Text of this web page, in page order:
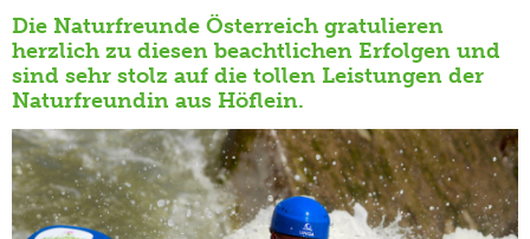
Die Naturfreunde Österreich gratulieren
herzlich zu diesen beachtlichen Erfolgen und
sind sehr stolz auf die tollen Leistungen der
Naturfreundin aus Höflein.